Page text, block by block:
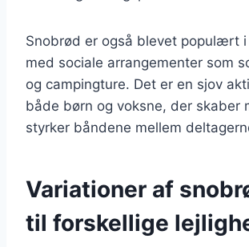
Snobrød er også blevet populært
med sociale arrangementer som
og campingture. Det er en sjov
både børn og voksne, der skaber
styrker båndene mellem
Variationer af
til forskellige